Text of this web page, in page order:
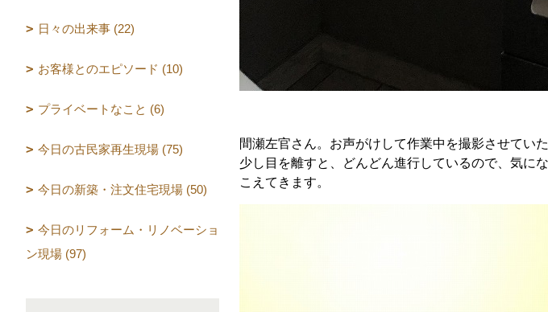
間瀬左官さん。お声がけして作業中を撮影させてい
少し目を離すと、どんどん進行しているので、気に
こえてきます。
日々の出来事 (22)
お客様とのエピソード (10)
プライベートなこと (6)
今日の古民家再生現場 (75)
今日の新築・注文住宅現場 (50)
今日のリフォーム・リノベーショ
ン現場 (97)